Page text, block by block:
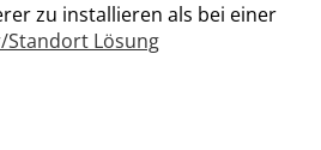
zu installieren als bei einer
Standort Lösung